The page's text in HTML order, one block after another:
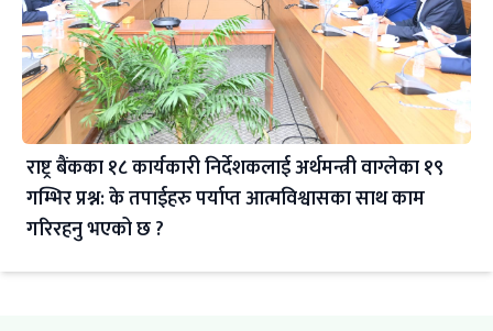
राष्ट्र बैंकका १८ कार्यकारी निर्देशकलाई अर्थमन्त्री वाग्लेका १९
गम्भिर प्रश्न: के तपाईहरु पर्याप्त आत्मविश्वासका साथ काम
गरिरहनु भएको छ ?